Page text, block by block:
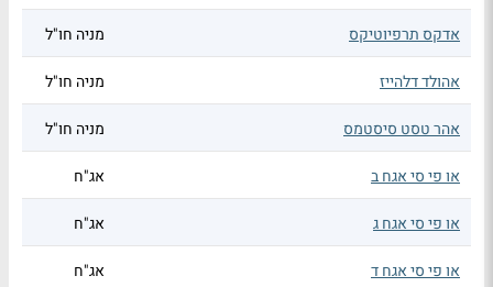
אדקס תרפיוטיקס מניה חו"ל
אהולד דלהייז מניה חו"ל
אהר טסט סיסטמס מניה חו"ל
או פי סי אגח ב אג"ח
או פי סי אגח ג אג"ח
או פי סי אגח ד אג"ח